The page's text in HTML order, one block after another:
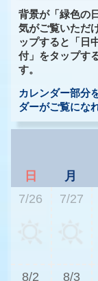
背景が「緑色の
気がご覧いただ
ップすると「日
付」をタップす
す。
カレンダー部分
ダーがご覧にな
日 月
7/26
7/27
8/2 8/3